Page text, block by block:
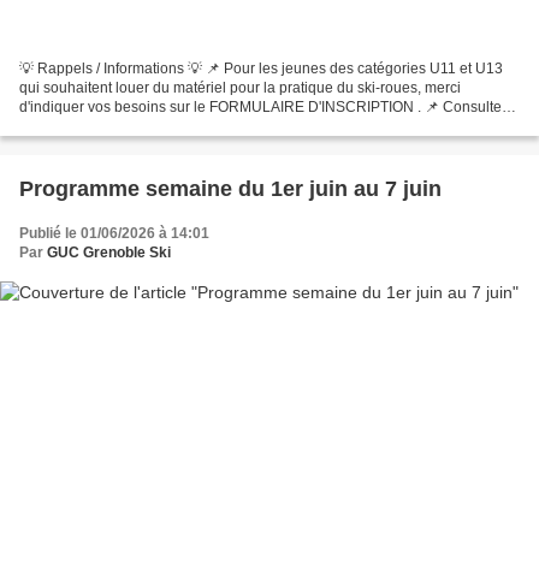
💡 Rappels / Informations 💡 📌 Pour les jeunes des catégories U11 et U13
qui souhaitent louer du matériel pour la pratique du ski-roues, merci
d'indiquer vos besoins sur le FORMULAIRE D'INSCRIPTION . 📌 Consultez
Programme semaine du 1er juin au 7 juin
Publié le 01/06/2026 à 14:01
Par GUC Grenoble Ski